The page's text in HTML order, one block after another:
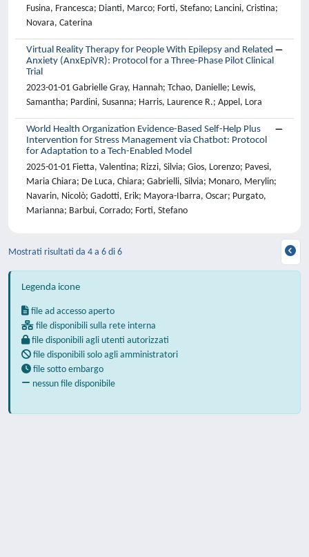
Fusina, Francesca; Dianti, Marco; Forti, Stefano; Lancini, Cristina;
Novara, Caterina
Virtual Reality Therapy for People With Epilepsy and Related
Anxiety (AnxEpiVR): Protocol for a Three-Phase Pilot Clinical
Trial
2023-01-01 Gabrielle Gray, Hannah; Tchao, Danielle; Lewis,
Samantha; Pardini, Susanna; Harris, Laurence R.; Appel, Lora
World Health Organization Evidence-Based Self-Help Plus
Intervention for Stress Management via Chatbot: Protocol
for Adaptation to a Tech-Enabled Model
2025-01-01 Fietta, Valentina; Rizzi, Silvia; Gios, Lorenzo; Pavesi,
Maria Chiara; De Luca, Chiara; Gabrielli, Silvia; Monaro, Merylin;
Navarin, Nicolò; Gadotti, Erik; Mayora-Ibarra, Oscar; Purgato,
Marianna; Barbui, Corrado; Forti, Stefano
Mostrati risultati da 4 a 6 di 6
Legenda icone
file ad accesso aperto
file disponibili sulla rete interna
file disponibili agli utenti autorizzati
file disponibili solo agli amministratori
file sotto embargo
nessun file disponibile